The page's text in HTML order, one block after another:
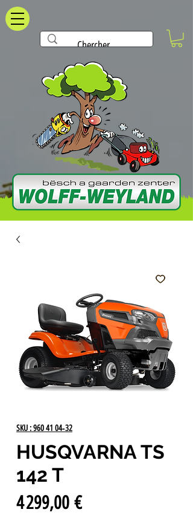
SKU : 960 41 04‑32
HUSQVARNA TS
142 T
4 299,00 €Prix